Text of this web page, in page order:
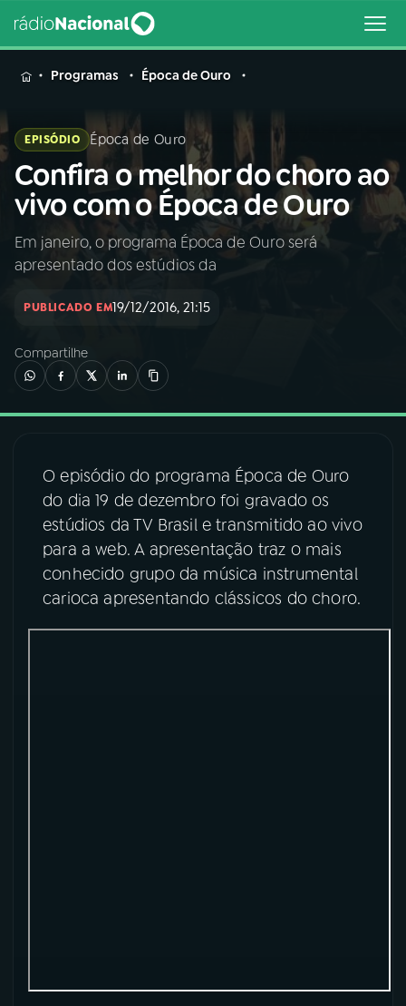
MENU
Buscar
na
Rádio
Nacional
Buscar
AO VIVO
02A RÁDIO
04PROGRAMAS
05PODCASTS
06VIDEOCASTS
Programas Época de Ouro
EPISÓDIO Época de Ouro
Confira o melhor do choro ao
vivo com o Época de Ouro
Em janeiro, o programa Época de Ouro será
apresentado dos estúdios da
PUBLICADO EM19/12/2016, 21:15
Compartilhe
O episódio do programa Época de Ouro
do dia 19 de dezembro foi gravado os
estúdios da TV Brasil e transmitido ao vivo
para a web. A apresentação traz o mais
conhecido grupo da música instrumental
carioca apresentando clássicos do choro.